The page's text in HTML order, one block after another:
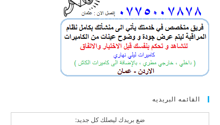
القائمه البريديه
ضع بريدك ليصلك كل جديد: